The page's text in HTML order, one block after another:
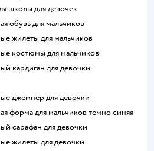
школы для девочек
обувь для мальчиков
жилеты для мальчиков
костюмы для мальчиков
кардиган для девочки
джемпер для девочки
форма для мальчиков темно синяя
сарафан для девочки
жилеты для девочки